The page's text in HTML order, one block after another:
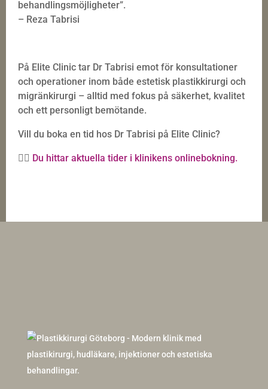
behandlingsmöjligheter”.
– Reza Tabrisi
På Elite Clinic tar Dr Tabrisi emot för konsultationer
och operationer inom både estetisk plastikkirurgi och
migränkirurgi – alltid med fokus på säkerhet, kvalitet
och ett personligt bemötande.
Vill du boka en tid hos Dr Tabrisi på Elite Clinic?
👉🏼 Du hittar aktuella tider i klinikens onlinebokning.